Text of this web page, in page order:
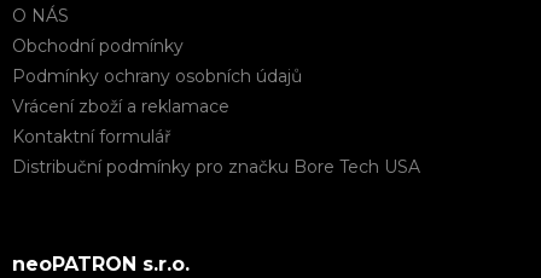
O NÁS
Obchodní podmínky
Podmínky ochrany osobních údajů
Vrácení zboží a reklamace
Kontaktní formulář
Distribuční podmínky pro značku Bore Tech USA
neoPATRON s.r.o.